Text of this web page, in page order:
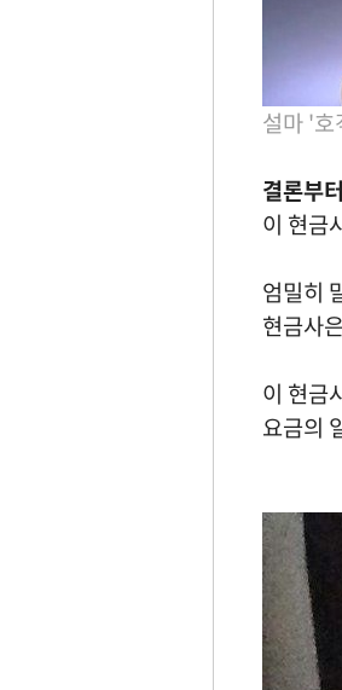
설마 '
결론부
이 현금
엄밀히
현금사
이 현금
요금의